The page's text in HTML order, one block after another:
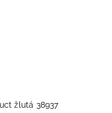
žlutá 38937